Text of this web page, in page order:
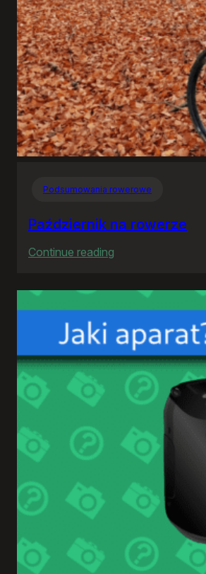
Podsumowania rowerowe
Październik na rowerze
Continue reading
na
rowerze